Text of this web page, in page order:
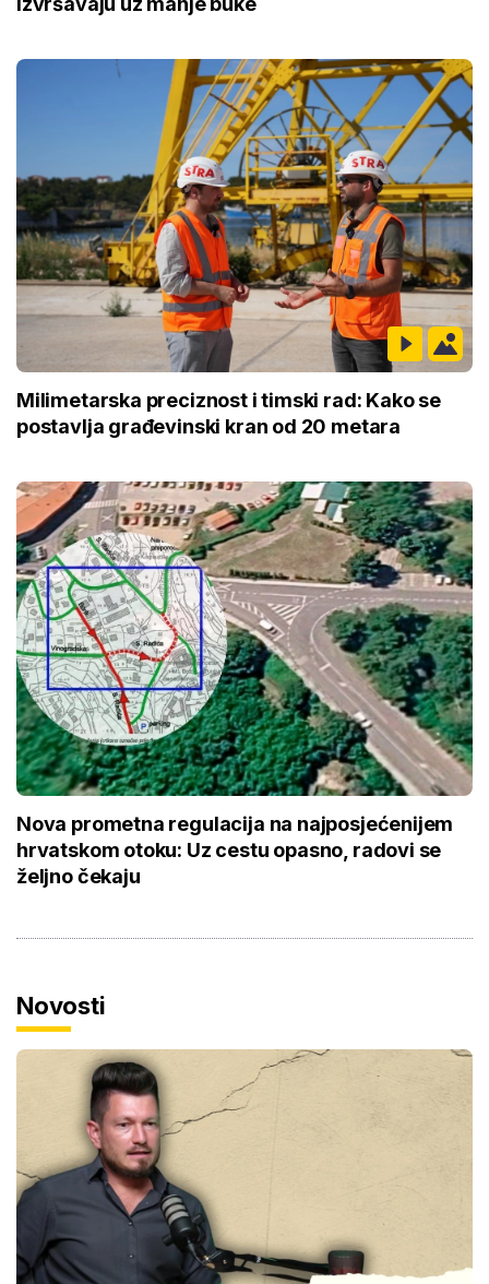
Milimetarska preciznost i timski rad: Kako se
postavlja građevinski kran od 20 metara
Nova prometna regulacija na najposjećenijem
hrvatskom otoku: Uz cestu opasno, radovi se
željno čekaju
Novosti